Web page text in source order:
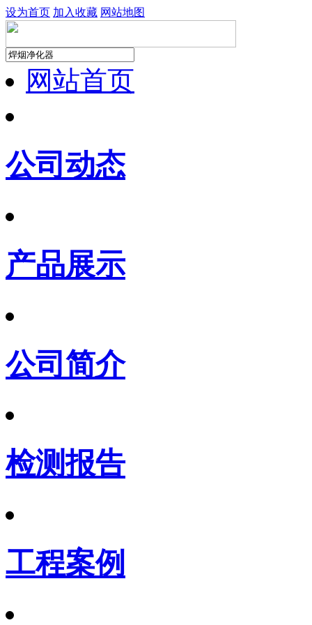
设为首页 加入收藏 网站地图
网站首页
公司动态
产品展示
公司简介
检测报告
工程案例